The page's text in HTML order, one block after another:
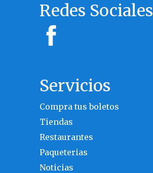
Redes Sociales
Servicios
Compra tus boletos
Tiendas
Restaurantes
Paqueterias
Noticias